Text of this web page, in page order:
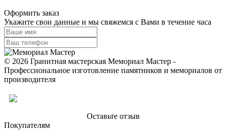
Оформить заказ
Укажите свои данные и мы свяжемся с Вами в течение часа
© 2026 Гранитная мастерская Мемориал Мастер -
Профессиональное изготовление памятников и мемориалов от
производителя
Оставьте отзыв
Покупателям